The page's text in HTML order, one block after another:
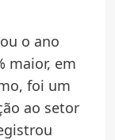
o ano
maior, em
foi um
ao setor